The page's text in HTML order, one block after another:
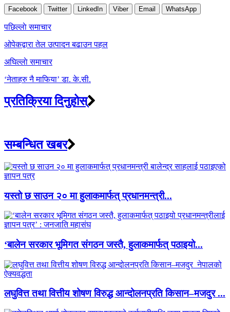
Facebook Twitter LinkedIn Viber Email WhatsApp
Post
navigation
पछिल्लाे समाचार
ओपेकद्वारा तेल उत्पादन बढाउन पहल
अघिल्लाे समाचार
‘नेताहरु नै माफिया’ डा. के.सी.
प्रतिक्रिया दिनुहोस्
सम्बन्धित खबर
यस्तो छ साउन २० मा हुलाकमार्फत् प्रधानमन्त्री...
‘बालेन सरकार भूमिगत संगठन जस्तै, हुलाकमार्फत् पठाइयो...
लघुवित्त तथा वित्तीय शोषण विरुद्ध आन्दोलनप्रति किसान–मजदुर ...